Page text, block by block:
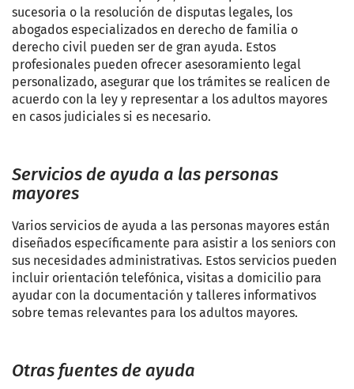
sucesoria o la resolución de disputas legales, los
abogados especializados en derecho de familia o
derecho civil pueden ser de gran ayuda. Estos
profesionales pueden ofrecer asesoramiento legal
personalizado, asegurar que los trámites se realicen de
acuerdo con la ley y representar a los adultos mayores
en casos judiciales si es necesario.
Servicios de ayuda a las personas
mayores
Varios servicios de ayuda a las personas mayores están
diseñados específicamente para asistir a los seniors con
sus necesidades administrativas. Estos servicios pueden
incluir orientación telefónica, visitas a domicilio para
ayudar con la documentación y talleres informativos
sobre temas relevantes para los adultos mayores.
Otras fuentes de ayuda